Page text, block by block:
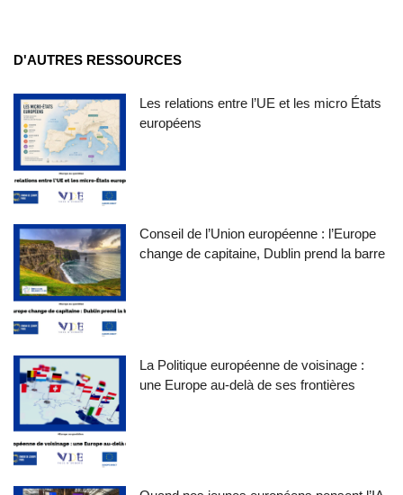
D'AUTRES RESSOURCES
Les relations entre l’UE et les micro États
européens
Conseil de l’Union européenne : l’Europe
change de capitaine, Dublin prend la barre
La Politique européenne de voisinage :
une Europe au-delà de ses frontières